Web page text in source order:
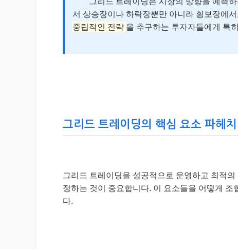
서 상승장이나 하락장뿐만 아니라 횡보장에
중립적인 전략 을 추구하는 투자자들에게 특
그리드 트레이딩의 핵심 요소 파헤치
그리드 트레이딩을 성공적으로 운영하고 최적
정하는 것이 중요합니다. 이 요소들을 어떻게
다.